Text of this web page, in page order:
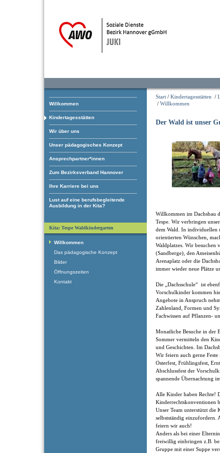
Willkommen
Kindertagesstätten
Wir über uns
Unser pädagogisches Konzept
Ansprechpartner*innen
Zum Bezirksverband Hannover
Ihre Karriere bei uns
Lust auf eine berufsbegleitende
Ausbildung in der Kita?
Start / Kindertagesstätten /
/ Willkommen
Der Wald ist unser
Willkommen im Dachsbau
Tespe. Wir verbringen
dem Wald. In individuellen
orientierten Wünschen,
Waldplatzes. Wir besuchen
(Sandberge), den
Arenaplatz oder die
immer wieder neue Plätze
Die „Dachsschule“ ist
Vorschulkinder kommen
Angebote in Anspruch
Zahlenland, Formen und
Fachwissen auf Pflanzen-
Monatliche Besuche in der
Sommer vermitteln den
und Geschichten. Im
Wir feiern auch gerne
Osterfest, Frühlingsfest,
Abschlussfest der
spannende Übernachtung
Alle Kinder haben Rechte!
Kinderrechtskonventionen
Unser Team unterstützt die
selbstständig einzufordern.
feiern wir auch!
Anders als bei einer
freiwillig einbringen z.B.
Gruppe mit einer Suppe
Kita: Tespe Waldkindergarten
Willkommen
Das pädagogische Konzept
Bilder
Öffnungszeiten
Kontakt